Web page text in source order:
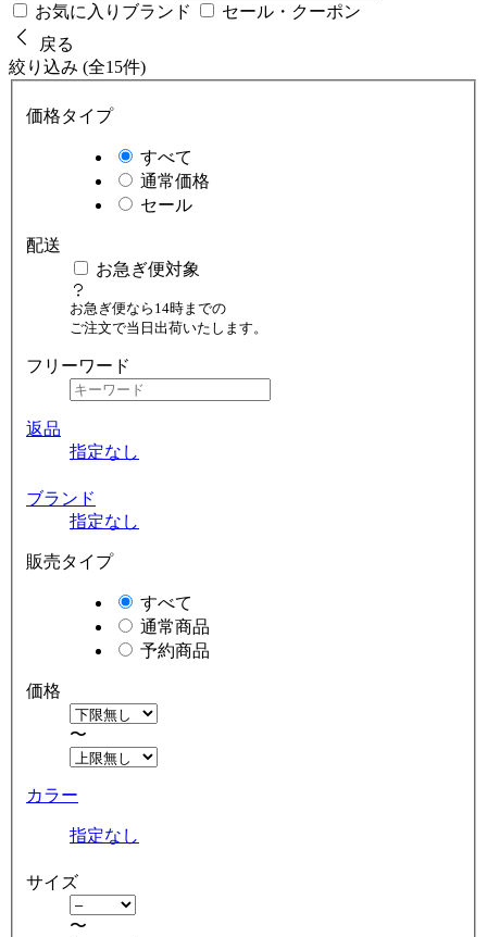
お気に入りブランド
セール・クーポン
戻る
絞り込み (全15件)
価格タイプ
すべて
通常価格
セール
配送
お急ぎ便対象
お急ぎ便なら14時までの
ご注文で当日出荷いたします。
フリーワード
返品
指定なし
ブランド
指定なし
販売タイプ
すべて
通常商品
予約商品
価格
〜
カラー
指定なし
サイズ
〜